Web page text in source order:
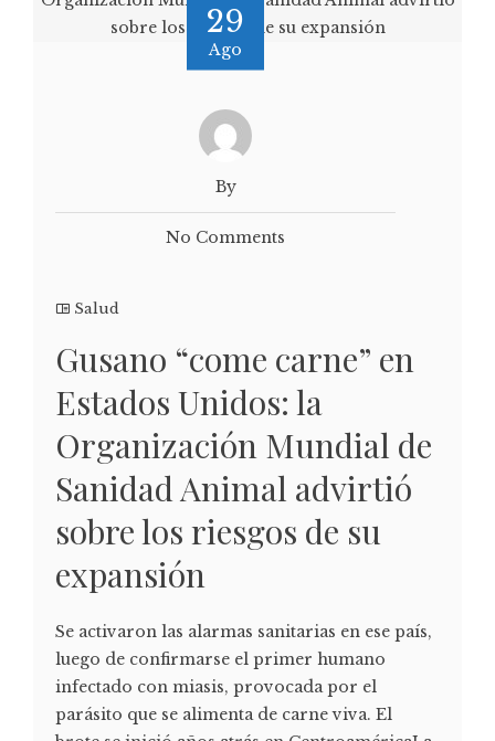
29
Ago
By
No Comments
Salud
Gusano “come carne” en
Estados Unidos: la
Organización Mundial de
Sanidad Animal advirtió
sobre los riesgos de su
expansión
Se activaron las alarmas sanitarias en ese país,
luego de confirmarse el primer humano
infectado con miasis, provocada por el
parásito que se alimenta de carne viva. El